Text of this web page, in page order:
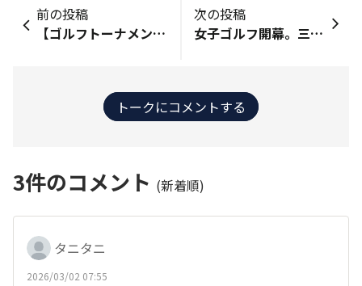
前の投稿
【ゴルフトーナメント観戦】 ゴルフをプレーはするものの、プロトーナメントを観戦したことは有りませんでした🙄 奥さまはイメージトレーニングと称して、週末のTV放送で観戦していますが MotoRとしては余りにもレベルが違い過ぎて、余り興味が湧かず 自分がプレーするなら未だしも、他人のゴルフを観に行くことになるとは… 事の起こりは、スクールに通うゴルフ練習場のイベント 「三井住友VISA太平洋マスターズ・チャレンジ」 バーチャルで、St.Andrewsを使ってのニアピン大会 5ヤード以内に寄せられたら、先着順で 『2025 三井住友VISA太平洋マスターズ』の観戦ペアチケットが賞品で貰えます😀 オールドコース11番・167ヤード、1ヤード打ち下ろし 5Iか6Iの距離なのですが、練習場には7Iしか持って来ていない…😓 仕方がないので、バックに入っていた5Wでハーフショット 何と2打目がカップの脇をすり抜けて、3.4ヤードに付きました👍 （奥さまも意地になり、4Wの25打目が4.4ヤードに） 男子プロの大会は、飛距離も参考にならないのでどうしようか？🤔 たまたま鈴鹿詣での日にちと重なっていたので、静岡・御殿場なら寄り道で 当日券は、￥6,000するそうですし🙄 さてゴルフ観戦の感想は…ゲームでなら対抗できそうです😅 🧿
次の投稿
女子ゴルフ開幕。三連覇期待してます。
トークにコメントする
3件のコメント (新着順)
タニタニ
2026/03/02 07:55